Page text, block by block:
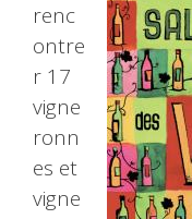
renc
ontre
r 17
vigne
ronn
es et
vigne